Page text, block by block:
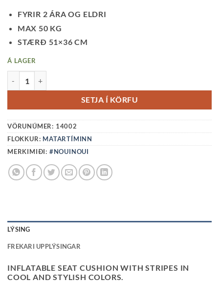
FYRIR 2 ÁRA OG ELDRI
MAX 50 KG
STÆRÐ 51×36 CM
Á LAGER
SETJA Í KÖRFU
VÖRUNÚMER: 14002
FLOKKUR: MATARTÍMINN
MERKIMIÐI: #NOUINOUI
LÝSING
FREKARI UPPLÝSINGAR
INFLATABLE SEAT CUSHION WITH STRIPES IN
COOL AND STYLISH COLORS.